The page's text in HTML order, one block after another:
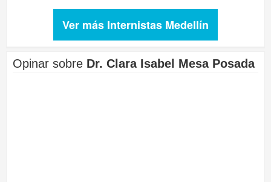
Ver más Internistas Medellín
Opinar sobre Dr. Clara Isabel Mesa Posada